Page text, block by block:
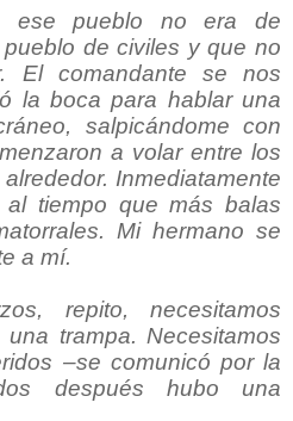
ese pueblo no era de
de civiles y que no
El comandante se nos
la boca para hablar una
salpicándome con
a volar entre los
Inmediatamente
al tiempo que más balas
Mi hermano se
a mí.
repito, necesitamos
trampa. Necesitamos
–se comunicó por la
después hubo una